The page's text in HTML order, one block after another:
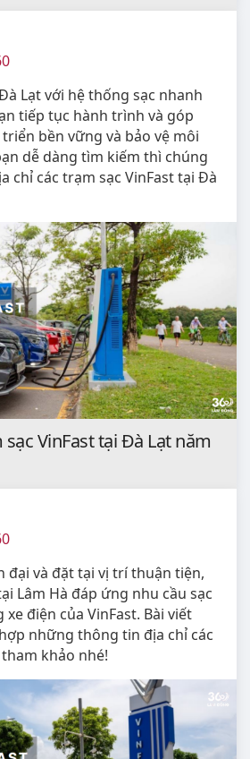
Lạt với hệ thống sạc nhanh
tiếp tục hành trình và góp
bền vững và bảo vệ môi
dễ dàng tìm kiếm thì chúng
chỉ các trạm sạc VinFast tại Đà
VinFast tại Đà Lạt năm
đại và đặt tại vị trí thuận tiện,
Lâm Hà đáp ứng nhu cầu sạc
điện của VinFast. Bài viết
những thông tin địa chỉ các
khảo nhé!